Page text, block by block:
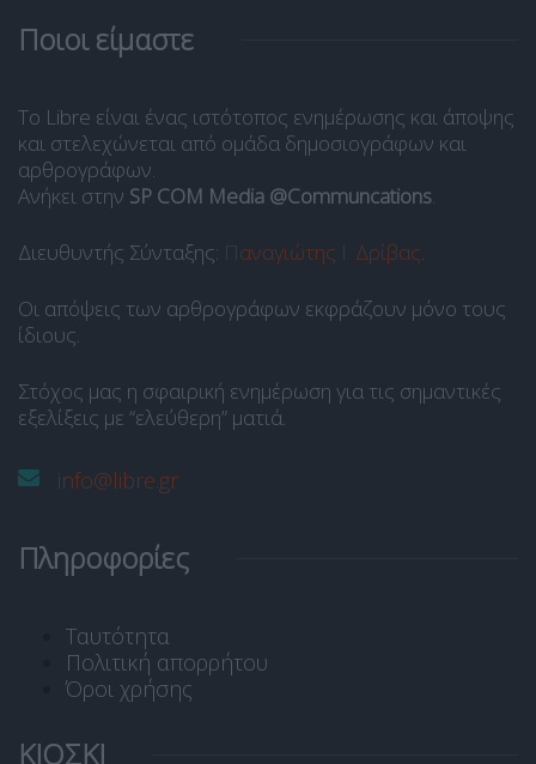
Ποιοι είμαστε
Το Libre είναι ένας ιστότοπος ενημέρωσης και άποψης
και στελεχώνεται από ομάδα δημοσιογράφων και
αρθρογράφων.
Ανήκει στην SP COM Media @Communcations.
Διευθυντής Σύνταξης: Παναγιώτης Ι. Δρίβας.
Οι απόψεις των αρθρογράφων εκφράζουν μόνο τους
ίδιους.
Στόχος μας η σφαιρική ενημέρωση για τις σημαντικές
εξελίξεις με “ελεύθερη” ματιά.
info@libre.gr
Πληροφορίες
Ταυτότητα
Πολιτική απορρήτου
Όροι χρήσης
ΚΙΟΣΚΙ